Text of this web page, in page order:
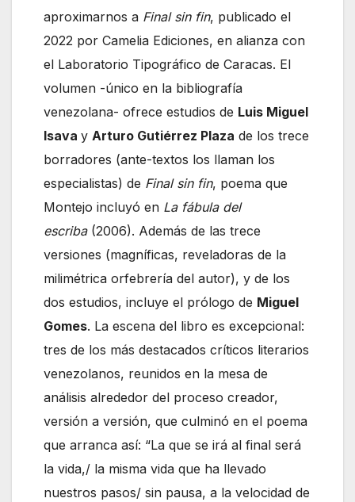
aproximarnos a Final sin fin, publicado el
2022 por Camelia Ediciones, en alianza con
el Laboratorio Tipográfico de Caracas. El
volumen -único en la bibliografía
venezolana- ofrece estudios de Luis Miguel
Isava y Arturo Gutiérrez Plaza de los trece
borradores (ante-textos los llaman los
especialistas) de Final sin fin, poema que
Montejo incluyó en La fábula del
escriba(2006). Además de las trece
versiones (magníficas, reveladoras de la
milimétrica orfebrería del autor), y de los
dos estudios, incluye el prólogo de Miguel
Gomes. La escena del libro es excepcional:
tres de los más destacados críticos literarios
venezolanos, reunidos en la mesa de
análisis alrededor del proceso creador,
versión a versión, que culminó en el poema
que arranca así: “La que se irá al final será
la vida,/ la misma vida que ha llevado
nuestros pasos/ sin pausa, a la velocidad de